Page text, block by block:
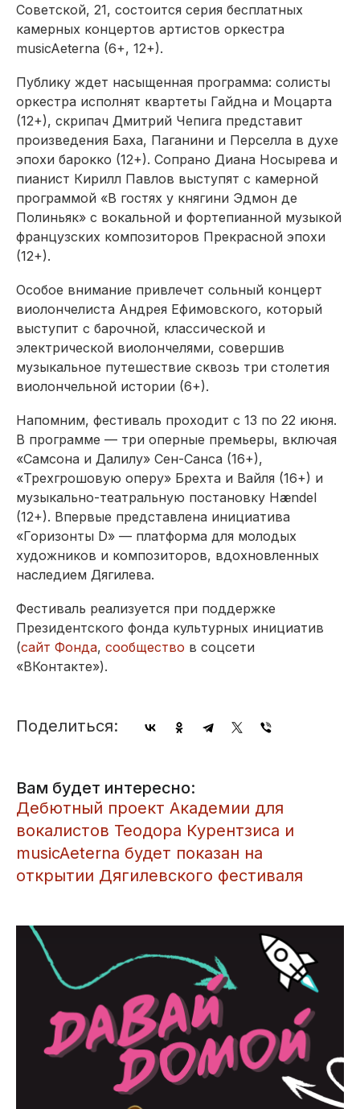
Советской, 21, состоится серия бесплатных
камерных концертов артистов оркестра
musicAeterna (6+, 12+).
Публику ждет насыщенная программа: солисты
оркестра исполнят квартеты Гайдна и Моцарта
(12+), скрипач Дмитрий Чепига представит
произведения Баха, Паганини и Перселла в духе
эпохи барокко (12+). Сопрано Диана Носырева и
пианист Кирилл Павлов выступят с камерной
программой «В гостях у княгини Эдмон де
Полиньяк» с вокальной и фортепианной музыкой
французских композиторов Прекрасной эпохи
(12+).
Особое внимание привлечет сольный концерт
виолончелиста Андрея Ефимовского, который
выступит с барочной, классической и
электрической виолончелями, совершив
музыкальное путешествие сквозь три столетия
виолончельной истории (6+).
Напомним, фестиваль проходит с 13 по 22 июня.
В программе — три оперные премьеры, включая
«Самсона и Далилу» Сен-Санса (16+),
«Трехгрошовую оперу» Брехта и Вайля (16+) и
музыкально-театральную постановку Hændel
(12+). Впервые представлена инициатива
«Горизонты D» — платформа для молодых
художников и композиторов, вдохновленных
наследием Дягилева.
Фестиваль реализуется при поддержке
Президентского фонда культурных инициатив
(сайт Фонда, сообщество в соцсети
«ВКонтакте»).
Поделиться:
Вам будет интересно:
​Дебютный проект Академии для
вокалистов Теодора Курентзиса и
musicAeterna будет показан на
открытии Дягилевского фестиваля